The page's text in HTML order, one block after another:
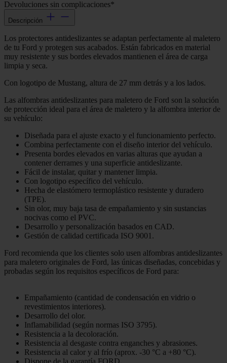
Devoluciones sin complicaciones*
Descripción
Los protectores antideslizantes se adaptan perfectamente al maletero
de tu Ford y protegen sus acabados. Están fabricados en material
muy resistente y sus bordes elevados mantienen el área de carga
limpia y seca.
Con logotipo de Mustang, altura de 27 mm detrás y a los lados.
Las alfombras antideslizantes para maletero de Ford son la solución
de protección ideal para el área de maletero y la alfombra interior de
su vehículo:
Diseñada para el ajuste exacto y el funcionamiento perfecto.
Combina perfectamente con el diseño interior del vehículo.
Presenta bordes elevados en varias alturas que ayudan a
contener derrames y una superficie antideslizante.
Fácil de instalar, quitar y mantener limpia.
Con logotipo específico del vehículo.
Hecha de elastómero termoplástico resistente y duradero
(TPE).
Sin olor, muy baja tasa de empañamiento y sin sustancias
nocivas como el PVC.
Desarrollo y personalización basados en CAD.
Gestión de calidad certificada ISO 9001.
Ford recomienda que los clientes solo usen alfombras antideslizantes
para maletero originales de Ford, las únicas diseñadas, concebidas y
probadas según los requisitos específicos de Ford para:
Empañamiento (cantidad de condensación en vidrio o
revestimientos interiores).
Desarrollo del olor.
Inflamabilidad (según normas ISO 3795).
Resistencia a la decoloración.
Resistencia al desgaste contra enganches y abrasiones.
Resistencia al calor y al frío (aprox. -30 °C a +80 °C).
Dispone de la garantía FORD.